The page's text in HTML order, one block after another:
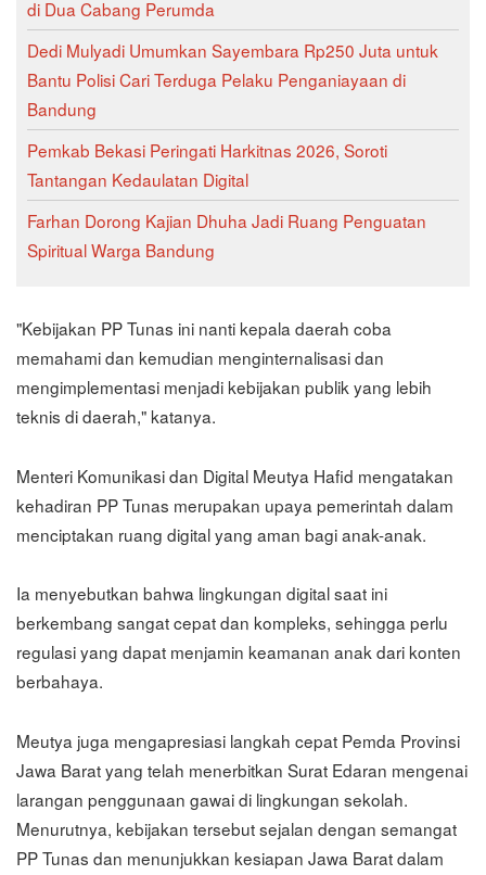
di Dua Cabang Perumda
Dedi Mulyadi Umumkan Sayembara Rp250 Juta untuk
Bantu Polisi Cari Terduga Pelaku Penganiayaan di
Bandung
Pemkab Bekasi Peringati Harkitnas 2026, Soroti
Tantangan Kedaulatan Digital
Farhan Dorong Kajian Dhuha Jadi Ruang Penguatan
Spiritual Warga Bandung
"Kebijakan PP Tunas ini nanti kepala daerah coba
memahami dan kemudian menginternalisasi dan
mengimplementasi menjadi kebijakan publik yang lebih
teknis di daerah," katanya.
Menteri Komunikasi dan Digital Meutya Hafid mengatakan
kehadiran PP Tunas merupakan upaya pemerintah dalam
menciptakan ruang digital yang aman bagi anak-anak.
Ia menyebutkan bahwa lingkungan digital saat ini
berkembang sangat cepat dan kompleks, sehingga perlu
regulasi yang dapat menjamin keamanan anak dari konten
berbahaya.
Meutya juga mengapresiasi langkah cepat Pemda Provinsi
Jawa Barat yang telah menerbitkan Surat Edaran mengenai
larangan penggunaan gawai di lingkungan sekolah.
Menurutnya, kebijakan tersebut sejalan dengan semangat
PP Tunas dan menunjukkan kesiapan Jawa Barat dalam